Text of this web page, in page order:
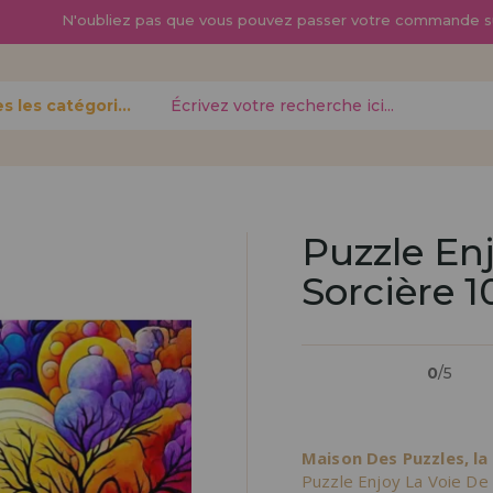
N'oubliez pas que vous pouvez passer votre commande
Je veux
distribution.
Toutes les catégories
Puzzle
Sorcière
0/5
Maison Des Puzzles,
Puzzle Enjoy La Voie